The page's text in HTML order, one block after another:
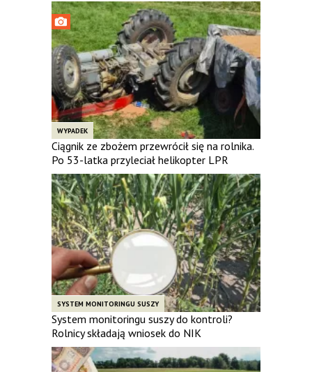
WYPADEK
Ciągnik ze zbożem przewrócił się na rolnika.
Po 53-latka przyleciał helikopter LPR
SYSTEM MONITORINGU SUSZY
System monitoringu suszy do kontroli?
Rolnicy składają wniosek do NIK